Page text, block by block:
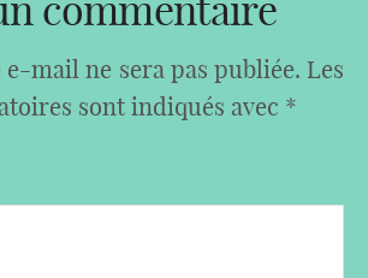
e-mail ne sera pas publiée. Les
sont indiqués avec *